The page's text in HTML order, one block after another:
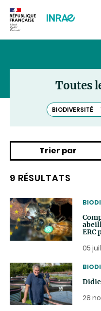
Toutes
BIODIVERSITÉ
Trier par
9 RÉSULTATS
ERC
05
28